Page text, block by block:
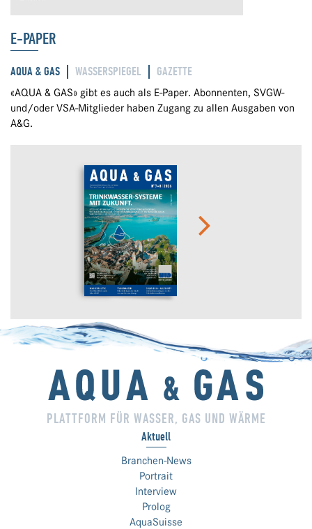
E-PAPER
AQUA & GAS WASSERSPIEGEL GAZETTE
«AQUA & GAS» gibt es auch als E-Paper. Abonnenten, SVGW-
und/oder VSA-Mitglieder haben Zugang zu allen Ausgaben von
A&G.
PLATTFORM FÜR WASSER, GAS UND WÄRME
Aktuell
Branchen-News
Portrait
Interview
Prolog
AquaSuisse